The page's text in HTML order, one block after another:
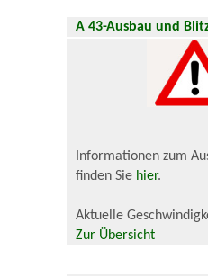
A 43-Ausbau und
Informationen zum
finden Sie hier.
Aktuelle
Zur Übersicht